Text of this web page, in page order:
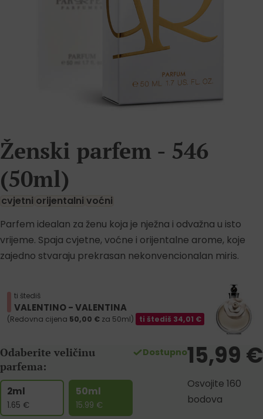
Ženski parfem - 546
(50ml)
cvjetni orijentalni voćni
Parfem idealan za ženu koja je nježna i odvažna u isto
vrijeme. Spaja cvjetne, voćne i orijentalne arome, koje
zajedno stvaraju prekrasan nekonvencionalan miris.
ti štediš
VALENTINO - VALENTINA
(Redovna cijena 50,00 € za 50ml) ti štediš 34,01 €
Odaberite veličinu
parfema:
2ml
1.65 €
50ml
15.99 €
Dostupno15,99 €
Osvojite 160
bodova